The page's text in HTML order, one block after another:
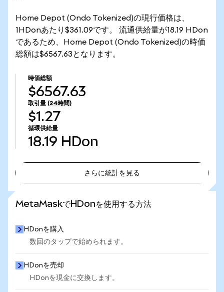
Home Depot (Ondo Tokenized)の現行価格は、
1HDonあたり$361.09です。 流通供給量が18.19 HDon
であるため、Home Depot (Ondo Tokenized)の時価
総額は$6567.63となります。
時価総額
$6567.63
取引量 (24時間)
$1.27
循環供給量
18.19 HDon
さらに統計を見る
MetaMaskでHDonを使用する方法
HDonを購入
数回のタップで始められます。
HDonを売却
HDonを現金に交換します。